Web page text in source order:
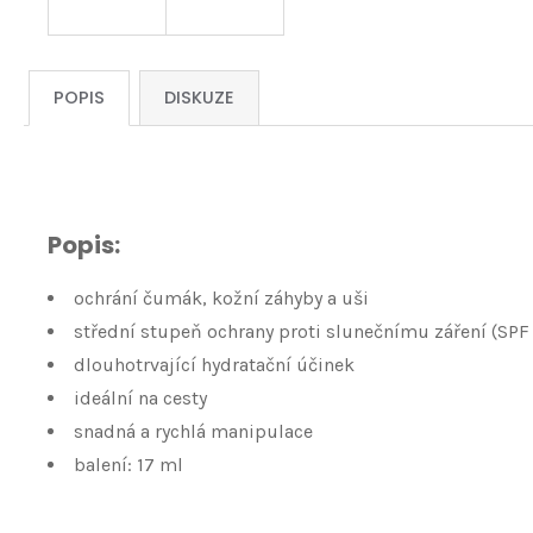
POPIS DISKUZE
Popis:
ochrání čumák, kožní záhyby a uši
střední stupeň ochrany proti slunečnímu záření
dlouhotrvající hydratační účinek
ideální na cesty
snadná a rychlá manipulace
balení: 17 ml